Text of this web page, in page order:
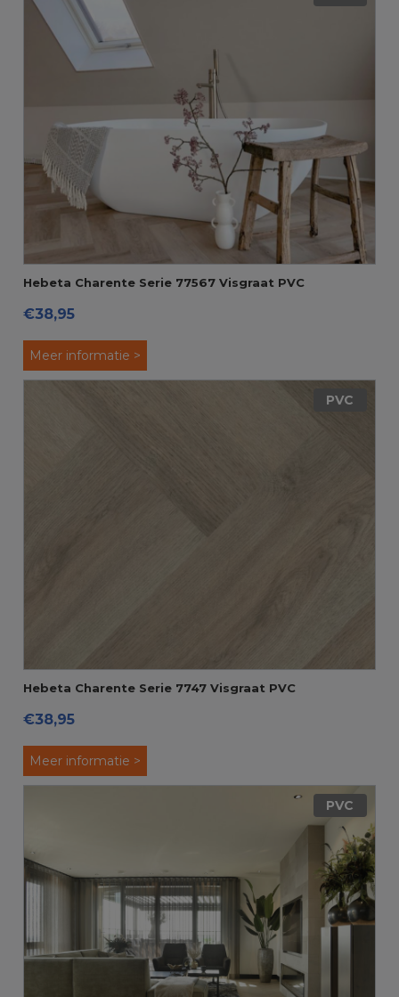
Hebeta Charente Serie 77567 Visgraat PVC
€38,95
Meer informatie >
PVC
Hebeta Charente Serie 7747 Visgraat PVC
€38,95
Meer informatie >
PVC